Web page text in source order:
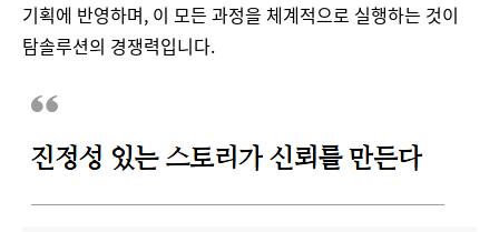
기획에 반영하며, 이 모든 과정을 체계적으로 실행하는 것이
탐솔루션의 경쟁력입니다.